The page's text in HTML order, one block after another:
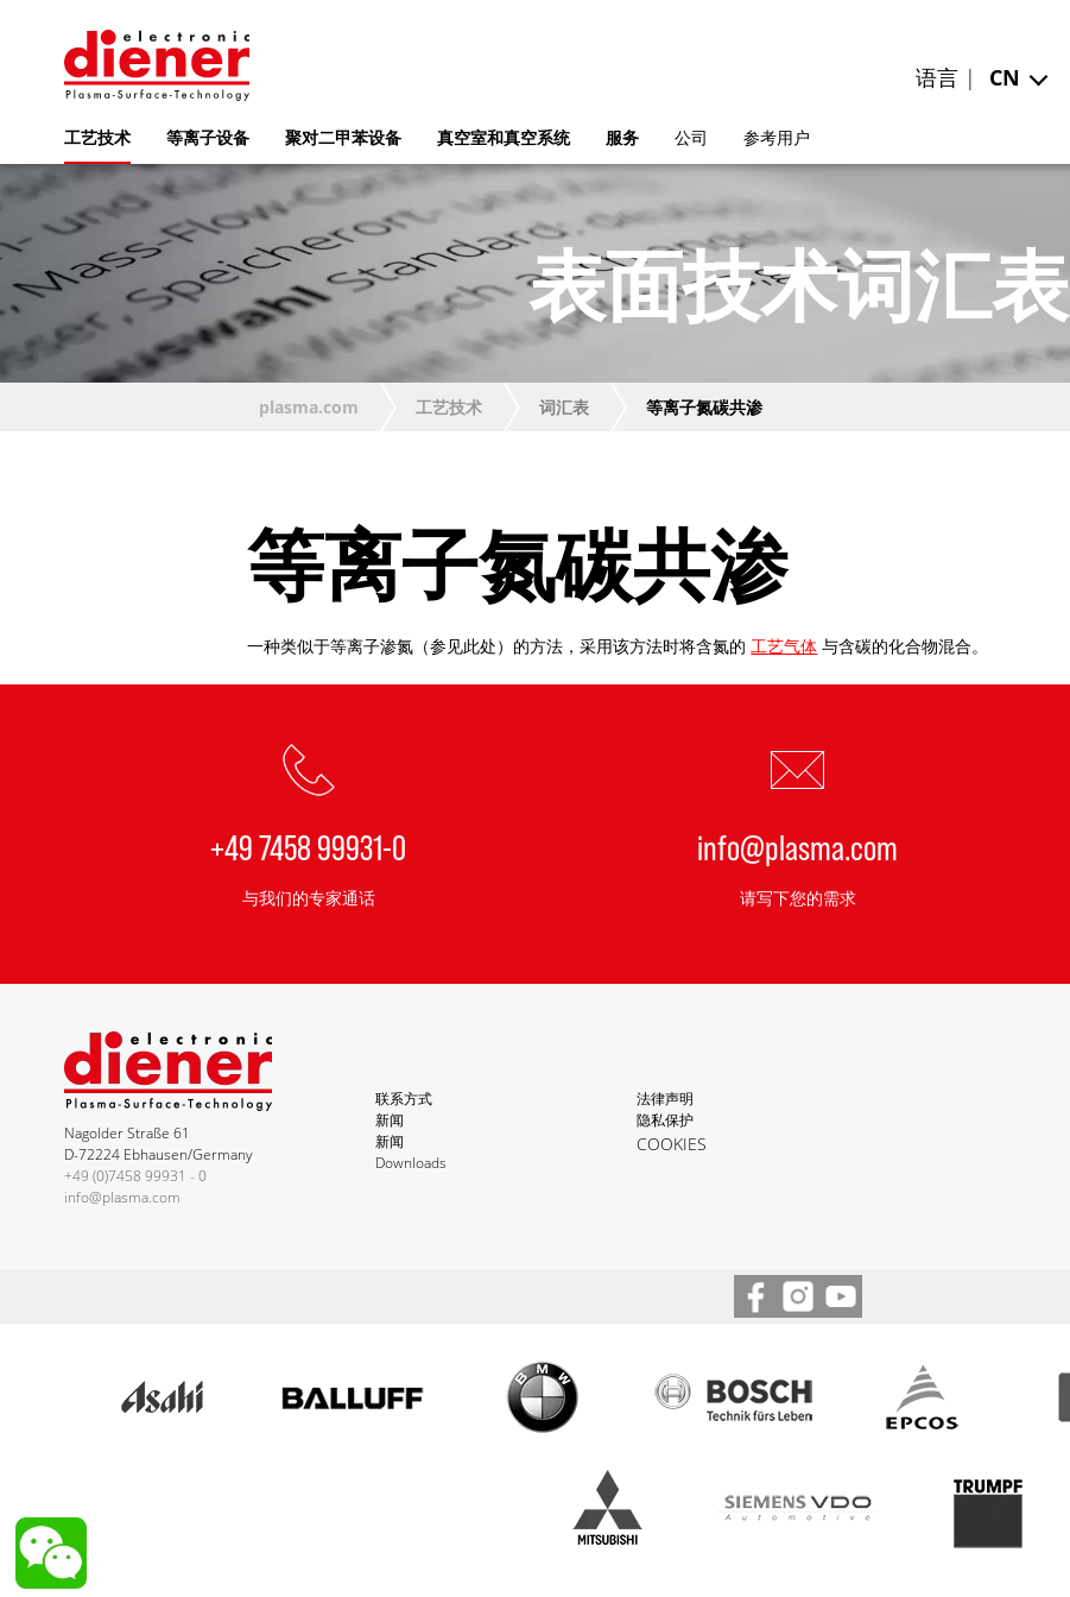
语言 | CN
工艺技术 等离子设备 聚对二甲苯设备 真空室和真空系统 服务 公司 参考用户
表面技术词汇表
plasma.com 工艺技术 词汇表 等离子氮碳共渗
等离子氮碳共渗
一种类似于等离子渗氮（参见此处）的方法，采用该方法时将含氮的工艺气体 与含碳的化合物混合。
+49 7458 99931-0
与我们的专家通话
info@plasma.com
请写下您的需求
Nagolder Straße 61
D-72224 Ebhausen/Germany
+49 (0)7458 99931 - 0
info@plasma.com
联系方式
新闻
新闻
Downloads
法律声明
隐私保护
COOKIES